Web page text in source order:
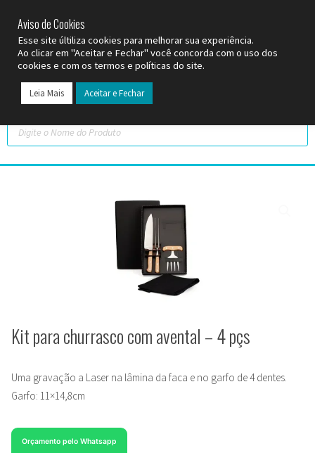
Kit para churrasco com avental – 4 pçs
Uma gravação a Laser na lâmina da faca e no garfo de 4 dentes.
Garfo: 11×14,8cm
Orçamento pelo Whatsapp
Aviso de Cookies
Esse site últiliza cookies para melhorar sua experiência.
Ao clicar em "Aceitar e Fechar" você concorda com o uso dos
cookies e com os termos e políticas do site.
Leia Mais Aceitar e Fechar